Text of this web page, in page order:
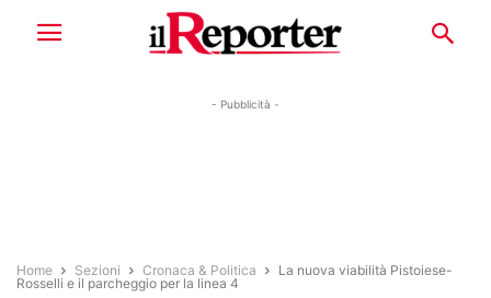
- Pubblicità -
Home Sezioni Cronaca & Politica
La nuova viabilità Pistoiese-
Rosselli e il parcheggio per la linea 4